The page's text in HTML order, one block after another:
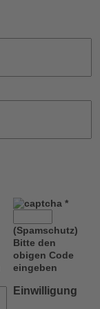
*
(Spamschutz)
Bitte den
obigen Code
eingeben
Einwilligung